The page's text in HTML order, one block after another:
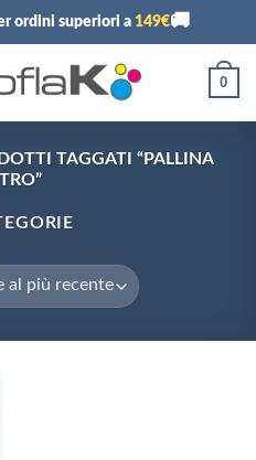
ordini superiori a 149€🚚
0
TAGGATI “PALLINA